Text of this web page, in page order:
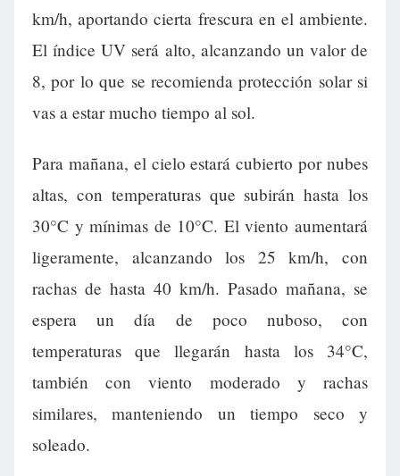
km/h, aportando cierta frescura en el ambiente.
El índice UV será alto, alcanzando un valor de
8, por lo que se recomienda protección solar si
vas a estar mucho tiempo al sol.
Para mañana, el cielo estará cubierto por nubes
altas, con temperaturas que subirán hasta los
30°C y mínimas de 10°C. El viento aumentará
ligeramente, alcanzando los 25 km/h, con
rachas de hasta 40 km/h. Pasado mañana, se
espera un día de poco nuboso, con
temperaturas que llegarán hasta los 34°C,
también con viento moderado y rachas
similares, manteniendo un tiempo seco y
soleado.